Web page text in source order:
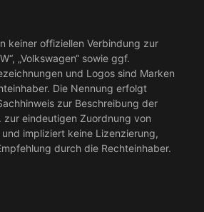
keiner offiziellen Verbindung zur
„Volkswagen“ sowie ggf.
und Logos sind Marken
Die Nennung erfolgt
zur Beschreibung der
zur eindeutigen Zuordnung von
impliziert keine Lizenzierung,
durch die Rechteinhaber.